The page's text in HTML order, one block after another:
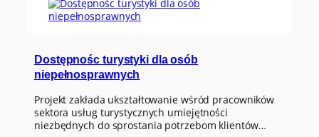
Dostępnośc turystyki dla osób
niepełnosprawnych
Projekt zakłada ukształtowanie wśród pracowników
sektora usług turystycznych umiejętności
niezbędnych do sprostania potrzebom klientów…